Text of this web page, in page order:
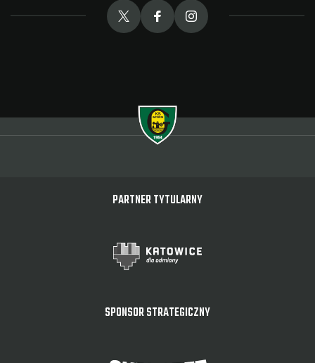
PARTNER TYTULARNY
SPONSOR STRATEGICZNY